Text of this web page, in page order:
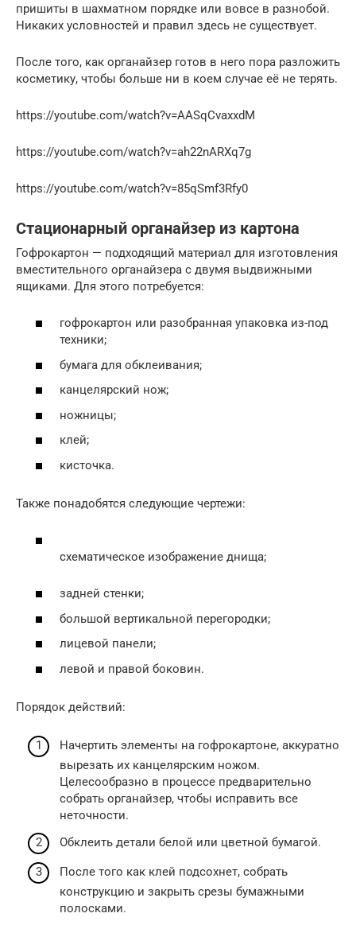
пришиты в шахматном порядке или вовсе в разнобой.
Никаких условностей и правил здесь не существует.
После того, как органайзер готов в него пора разложить
косметику, чтобы больше ни в коем случае её не терять.
https://youtube.com/watch?v=AASqCvaxxdM
https://youtube.com/watch?v=ah22nARXq7g
https://youtube.com/watch?v=85qSmf3Rfy0
Стационарный органайзер из картона
Гофрокартон — подходящий материал для изготовления
вместительного органайзера с двумя выдвижными
ящиками. Для этого потребуется:
гофрокартон или разобранная упаковка из-под
техники;
бумага для обклеивания;
канцелярский нож;
ножницы;
клей;
кисточка.
Также понадобятся следующие чертежи:
схематическое изображение днища;
задней стенки;
большой вертикальной перегородки;
лицевой панели;
левой и правой боковин.
Порядок действий:
Начертить элементы на гофрокартоне, аккуратно
вырезать их канцелярским ножом.
Целесообразно в процессе предварительно
собрать органайзер, чтобы исправить все
неточности.
Обклеить детали белой или цветной бумагой.
После того как клей подсохнет, собрать
конструкцию и закрыть срезы бумажными
полосками.